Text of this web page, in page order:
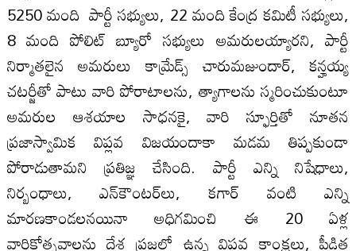
5250 మంది పార్టీ సభ్యులు, 22 మంది కేంద్ర కమిటీ సభ్యులు,
8 మంది పోలిట్‌ బ్యూరో సభ్యులు అమరులయ్యారని, పార్టీ
నిర్మాతలైన అమరులు కామ్రేడ్స్‌ చారుమజుందార్‌, కన్హయ్య
చటర్జీతో పాటు వారి పోరాటాలను, త్యాగాలను స్మరించుకుంటూ
అమరుల ఆశయాల సాధనకై, వారి స్ఫూర్తితో నూతన
ప్రజాస్వామిక విప్లవ విజయందాకా మడమ తిప్పకుండా
పోరాడుతామని ప్రతిజ్ఞ చేసింది. పార్టీ ఎన్ని నిషేధాలు,
నిర్బంధాలు, ఎన్‌కౌంటర్‌లు, కగార్‌ వంటి ఎన్ని
మారణకాండలనయినా అధిగమించి ఈ 20 ఏళ్ల
వార్షికోత్సవాలను దేశ ప్రజల్లో ఉన్న విప్లవ కాంక్షలు, పీడిత